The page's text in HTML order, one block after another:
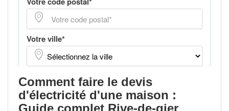
Comment faire le devis
d'électricité d'une maison :
Guide complet Rive-de-gier